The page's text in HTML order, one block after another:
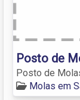
Posto de
Posto de
Molas em